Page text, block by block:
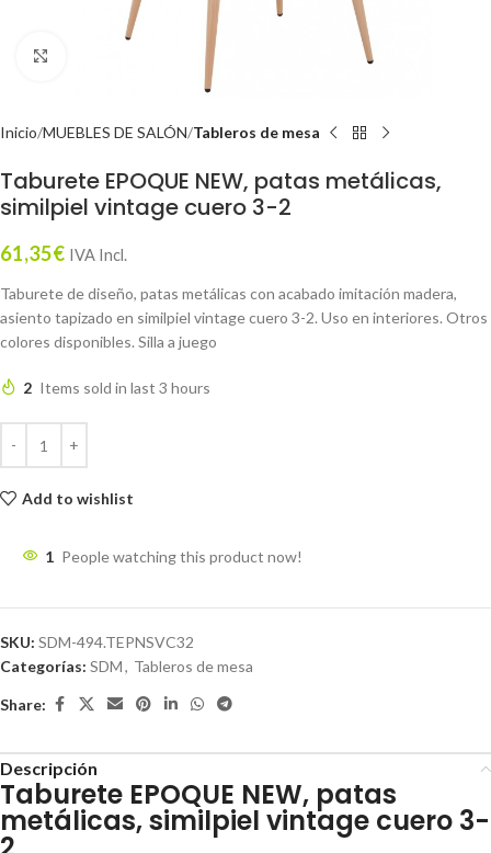
Inicio MUEBLES DE SALÓN Tableros de mesa
Taburete EPOQUE NEW, patas metálicas,
similpiel vintage cuero 3-2
61,35€ IVA Incl.
Taburete de diseño, patas metálicas con acabado imitación madera,
asiento tapizado en similpiel vintage cuero 3-2. Uso en interiores. Otros
colores disponibles. Silla a juego
2 Items sold in last 3 hours
Add to wishlist
1 People watching this product now!
SKU: SDM-494.TEPNSVC32
Categorías: SDM, Tableros de mesa
Share:
Descripción
Taburete EPOQUE NEW, patas
metálicas, similpiel vintage cuero 3-